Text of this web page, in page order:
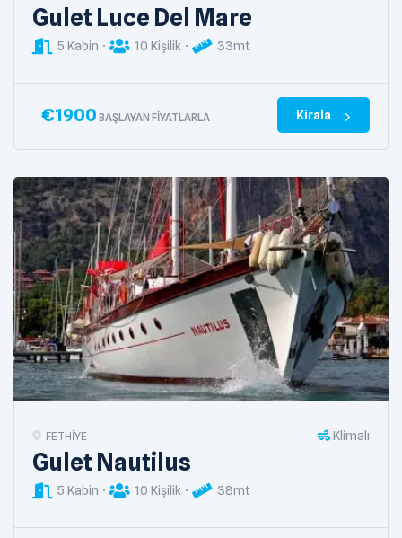
Gulet Luce Del Mare
5 Kabin 10 Kişilik 33mt
€1900 BAŞLAYAN FIYATLARLA Kirala
FETHIYE Klimalı
Gulet Nautilus
5 Kabin 10 Kişilik 38mt